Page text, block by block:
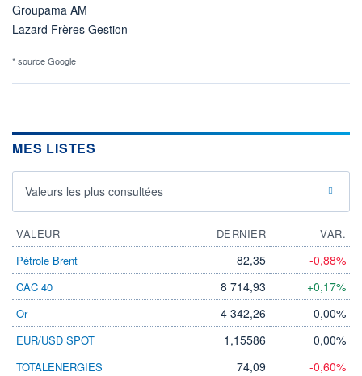
Groupama AM
Lazard Frères Gestion
* source Google
MES LISTES
Valeurs les plus consultées
VALEUR DERNIER
VAR.
Pétrole Brent
82,35 -0,88%
CAC 40 8 714,93 +0,17%
Or 4 342,26 0,00%
EUR/USD SPOT 1,15586 0,00%
TOTALENERGIES 74,09 -0,60%